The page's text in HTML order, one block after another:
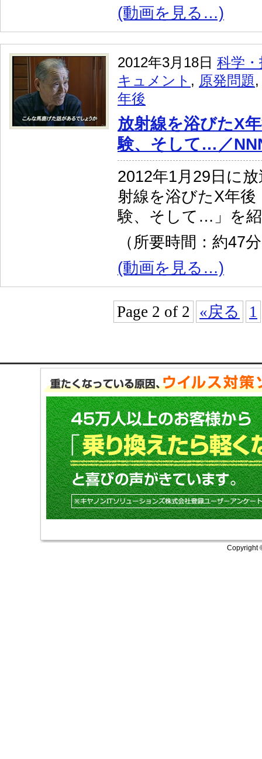
(動画を見る…)
2012年3月18日 科学
キュメント , 原発問題
年後
放射線を浴びたX
験、そして…／
2012年1月29日に
射線を浴びたX年
験、そして…」を
（所要時間：約47
(動画を見る…)
Page 2 of 2 «戻る 1
Copyright